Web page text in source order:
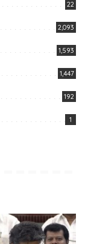
22
2,093
1,593
1,447
192
1